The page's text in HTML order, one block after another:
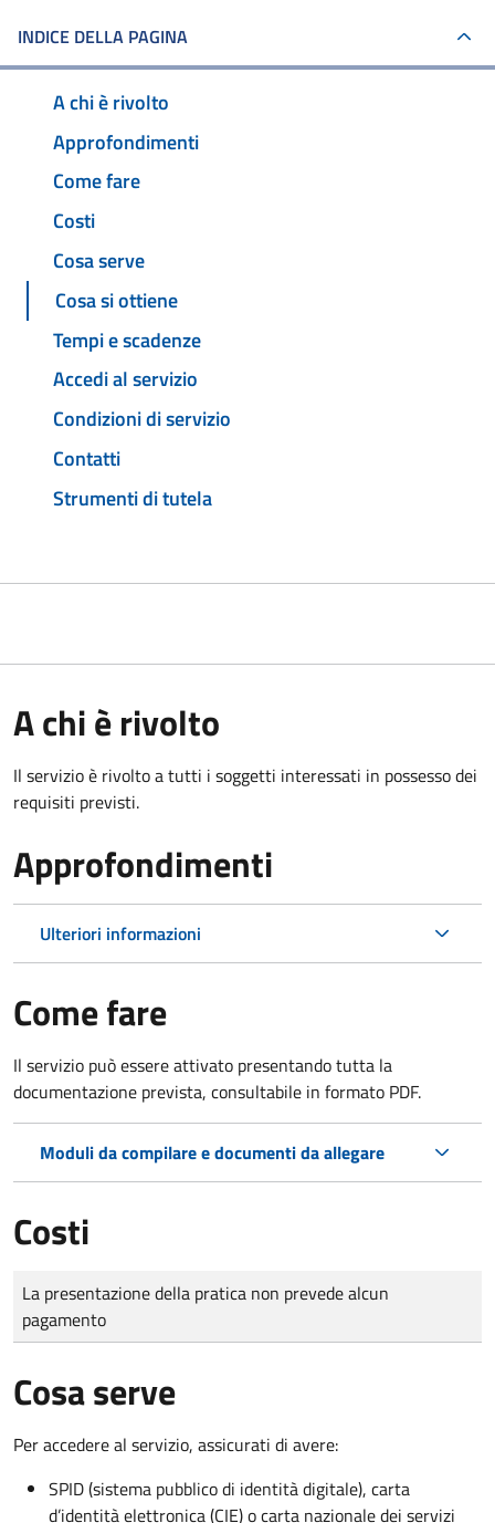
INDICE DELLA PAGINA
A chi è rivolto
Approfondimenti
Come fare
Costi
Cosa serve
Cosa si ottiene
Tempi e scadenze
Accedi al servizio
Condizioni di servizio
Contatti
Strumenti di tutela
A chi è rivolto
Il servizio è rivolto a tutti i soggetti interessati in possesso dei
requisiti previsti.
Approfondimenti
Ulteriori informazioni
Come fare
Il servizio può essere attivato presentando tutta la
documentazione prevista, consultabile in formato PDF.
Moduli da compilare e documenti da allegare
Costi
Tipo di pagamento
Importo
La presentazione della pratica non prevede alcun
pagamento
Cosa serve
Per accedere al servizio, assicurati di avere:
SPID (sistema pubblico di identità digitale), carta
d’identità elettronica (CIE) o carta nazionale dei servizi